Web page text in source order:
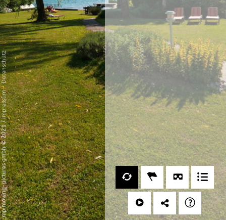
mp moving-pictures gmbh © 2021
/
Impressum
-
Datenschutz